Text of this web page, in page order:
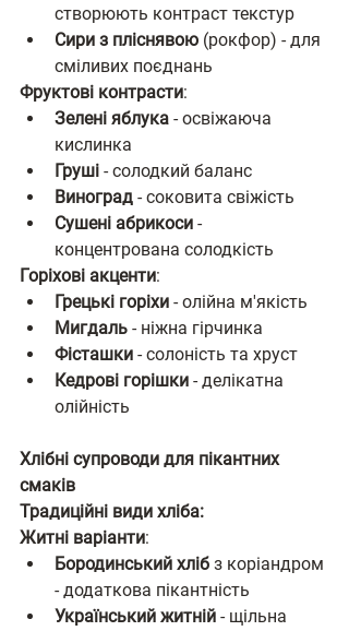
створюють контраст текстур
Сири з пліснявою (рокфор) - для
сміливих поєднань
Фруктові контрасти:
Зелені яблука - освіжаюча
кислинка
Груші - солодкий баланс
Виноград - соковита свіжість
Сушені абрикоси -
концентрована солодкість
Горіхові акценти:
Грецькі горіхи - олійна м'якість
Мигдаль - ніжна гірчинка
Фісташки - солоність та хруст
Кедрові горішки - делікатна
олійність
Хлібні супроводи для пікантних
смаків
Традиційні види хліба:
Житні варіанти:
Бородинський хліб з коріандром
- додаткова пікантність
Український житній - щільна